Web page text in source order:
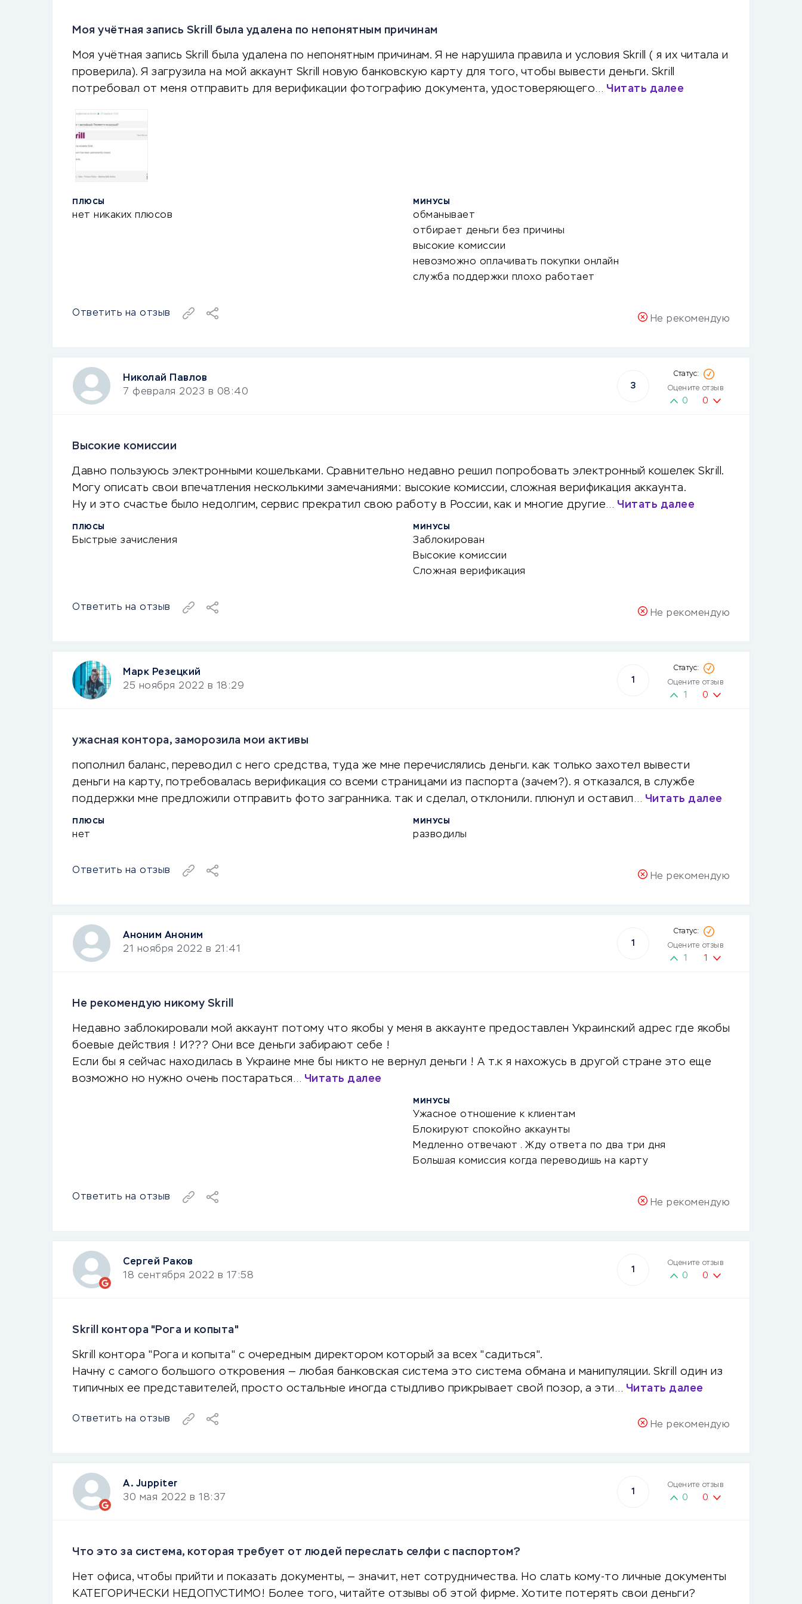
Моя учётная запись Skrill была удалена по непонятным причинам
Моя учётная запись Skrill была удалена по непонятным причинам. Я не нарушила правила и условия Skrill ( я их читала и
проверила). Я загрузила на мой аккаунт Skrill новую банковскую карту для того, чтобы вывести деньги. Skrill
потребовал от меня отправить для верификации фотографию документа, удостоверяющего… Читать далее
ПЛЮСЫ
нет никаких плюсов
МИНУСЫ
обманывает
отбирает деньги без причины
высокие комиссии
невозможно оплачивать покупки онлайн
служба поддержки плохо работает
Ответить на отзыв
Не рекомендую
Николай Павлов
7 февраля 2023 в 08:40
3 Оцените отзыв
0 0
Высокие комиссии
Давно пользуюсь электронными кошельками. Сравнительно недавно решил попробовать электронный кошелек Skrill.
Могу описать свои впечатления несколькими замечаниями: высокие комиссии, сложная верификация аккаунта.
Ну и это счастье было недолгим, сервис прекратил свою работу в России, как и многие другие… Читать далее
ПЛЮСЫ
Быстрые зачисления
МИНУСЫ
Заблокирован
Высокие комиссии
Сложная верификация
Ответить на отзыв
Не рекомендую
Марк Резецкий
25 ноября 2022 в 18:29
1 Оцените отзыв
1 0
ужасная контора, заморозила мои активы
пополнил баланс, переводил с него средства, туда же мне перечислялись деньги. как только захотел вывести
деньги на карту, потребовалась верификация со всеми страницами из паспорта (зачем?). я отказался, в службе
поддержки мне предложили отправить фото загранника. так и сделал, отклонили. плюнул и оставил… Читать далее
ПЛЮСЫ
нет
МИНУСЫ
разводилы
Ответить на отзыв
Не рекомендую
Аноним Аноним
21 ноября 2022 в 21:41
1 Оцените отзыв
1 1
Не рекомендую никому Skrill
Недавно заблокировали мой аккаунт потому что якобы у меня в аккаунте предоставлен Украинский адрес где якобы
боевые действия ! И??? Они все деньги забирают себе !
Если бы я сейчас находилась в Украине мне бы никто не вернул деньги ! А т.к я нахожусь в другой стране это еще
возможно но нужно очень постараться… Читать далее
МИНУСЫ
Ужасное отношение к клиентам
Блокируют спокойно аккаунты
Медленно отвечают . Жду ответа по два три дня
Большая комиссия когда переводишь на карту
Ответить на отзыв
Не рекомендую
Сергей Раков
18 сентября 2022 в 17:58
1
Оцените отзыв
0 0
Skrill контора "Рога и копыта"
Skrill контора "Рога и копыта" с очередным директором который за всех "садиться".
Начну с самого большого откровения — любая банковская система это система обмана и манипуляции. Skrill один из
типичных ее представителей, просто остальные иногда стыдливо прикрывает свой позор, а эти… Читать далее
Ответить на отзыв
Не рекомендую
А. Juppiter
30 мая 2022 в 18:37
1
Оцените отзыв
0 0
Что это за система, которая требует от людей переслать селфи с паспортом?
Нет офиса, чтобы прийти и показать документы, — значит, нет сотрудничества. Но слать кому-то личные документы
КАТЕГОРИЧЕСКИ НЕДОПУСТИМО! Более того, читайте отзывы об этой фирме. Хотите потерять свои деньги?